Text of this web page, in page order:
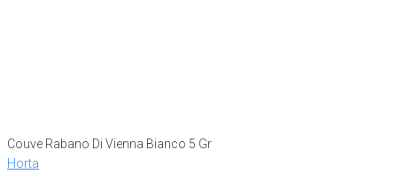
Couve Rabano Di Vienna Bianco 5 Gr
Horta